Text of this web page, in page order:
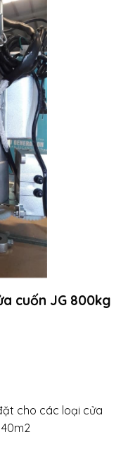
cuốn JG 800kg
cho các loại cửa